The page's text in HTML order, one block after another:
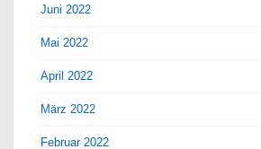
Juni 2022
Mai 2022
April 2022
März 2022
Februar 2022